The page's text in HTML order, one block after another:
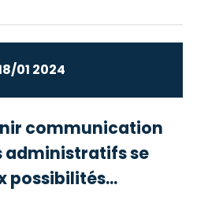
01 2024
communication
administratifs se